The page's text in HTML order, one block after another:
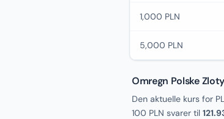
1,000 PLN
5,000 PLN
Omregn Polske
Den aktuelle kurs for
100 PLN svarer til